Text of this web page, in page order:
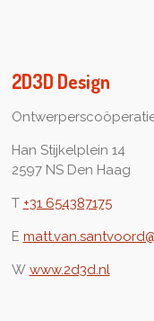
2D3D Design
Han Stijkelplein 14
2597 NS Den Haag
T +31 654387175
E
W www.2d3d.nl